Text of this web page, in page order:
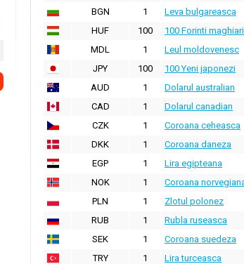
BGN
1 Leva bulgareasca
HUF
100 100 Forinti maghiari
MDL
1 Leul moldovenesc
JPY
100 100 Yeni japonezi
AUD
1 Dolarul australian
CAD
1 Dolarul canadian
CZK
1 Coroana ceheasca
DKK
1 Coroana daneza
EGP
1 Lira egipteana
NOK
1 Coroana
PLN
1 Zlotul polonez
RUB
1 Rubla ruseasca
SEK
1 Coroana suedeza
TRY
1 Lira turceasca